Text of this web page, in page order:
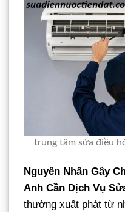
trung tâm sửa điều
Nguyên Nhân Gây
Anh Cần Dịch Vụ
thường xuất phát từ